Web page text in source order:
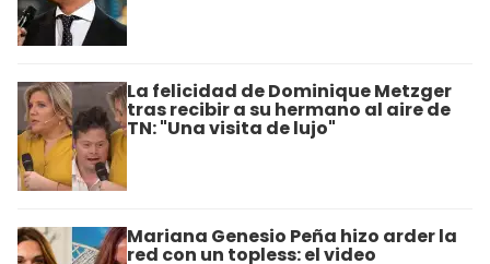
La felicidad de Dominique Metzger
tras recibir a su hermano al aire de
TN: "Una visita de lujo"
Mariana Genesio Peña hizo arder la
red con un topless: el video